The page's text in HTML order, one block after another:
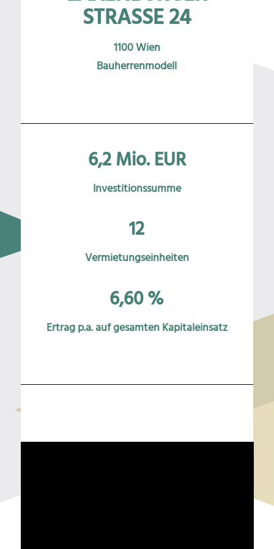
STRASSE 24
1100 Wien
Bauherrenmodell
6,2 Mio. EUR
Investitionssumme
12
Vermietungseinheiten
6,60 %
Ertrag p.a. auf gesamten Kapitaleinsatz